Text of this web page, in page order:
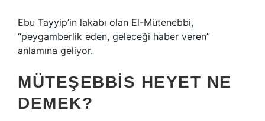
Ebu Tayyip’in lakabı olan El-Mütenebbi,
“peygamberlik eden, geleceği haber veren”
anlamına geliyor.
MÜTEŞEBBIS HEYET NE
DEMEK?